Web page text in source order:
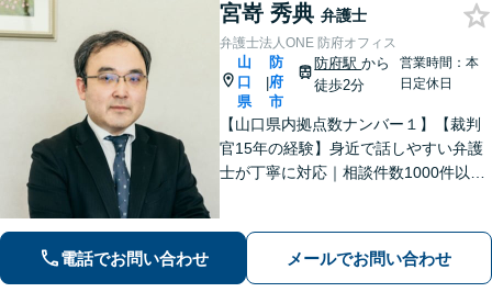
宮嵜 秀典 弁護士
弁護士法人ONE 防府オフィス
山
口
県
|
防
府
市
防府駅から
徒歩2分
営業時間：本
日定休日
【山口県内拠点数ナンバー１】【裁判
官15年の経験】身近で話しやすい弁護
士が丁寧に対応｜相談件数1000件以上
心してお任せください。【夜間対応】
電話でお問い合わせ メールでお問い合わせ